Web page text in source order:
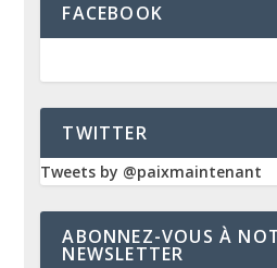
FACEBOOK
TWITTER
Tweets by @paixmaintenant
ABONNEZ-VOUS À
NEWSLETTER